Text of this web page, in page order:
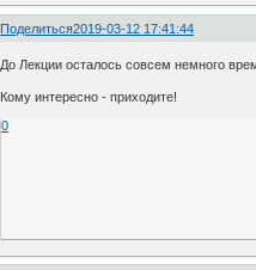
Поделиться2019-03-12 17:41:44
До Лекции осталось совсем немного
Кому интересно - приходите!
0